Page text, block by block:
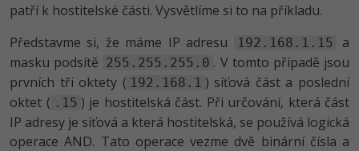
Blender -80%
Inkscape
Fotografování -80%
patří k hostitelské části. Vysvětlíme si to na příkladu.
Představme si, že máme IP adresu
192.168.1.15
a
masku podsítě 255.255.255.0 . V tomto případě jsou
prvních tři oktety ( 192.168.1 ) síťová část a poslední
oktet ( .15 ) je hostitelská část. Při určování, která část
IP adresy je síťová a která hostitelská, se používá logická
operace AND. Tato operace vezme dvě binární čísla a